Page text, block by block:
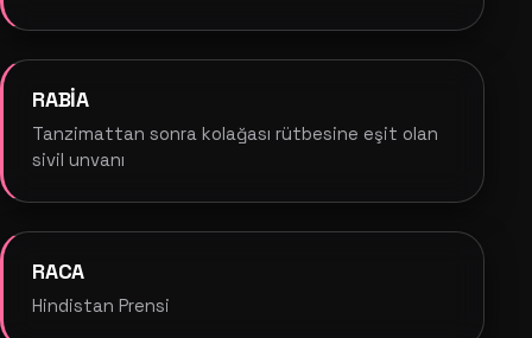
RABİA
Tanzimattan sonra kolağası rütbesine eşit olan
sivil unvanı
RACA
Hindistan Prensi